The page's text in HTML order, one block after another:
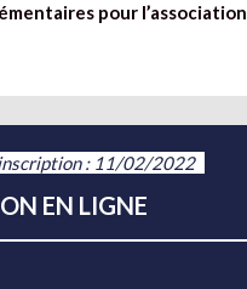
pour l’association
: 11/02/2022
EN LIGNE